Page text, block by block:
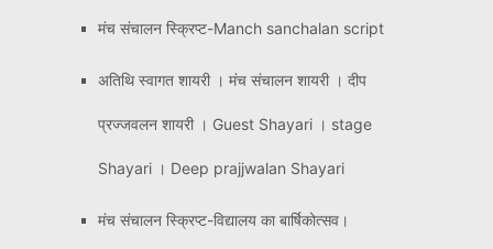
मंच संचालन स्क्रिप्ट-Manch sanchalan script
अतिथि स्वागत शायरी । मंच संचालन शायरी । दीप
प्रज्जवलन शायरी । Guest Shayari । stage
Shayari । Deep prajjwalan Shayari
मंच संचालन स्क्रिप्ट-विद्यालय का बार्षिकोत्सव।